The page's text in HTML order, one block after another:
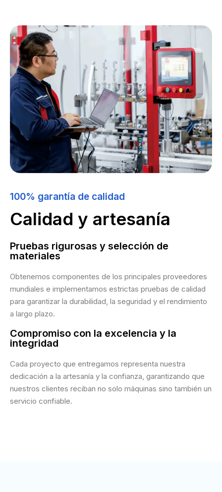
100% garantía de calidad
Calidad y artesanía
Pruebas rigurosas y selección de
materiales
Obtenemos componentes de los principales proveedores
mundiales e implementamos estrictas pruebas de calidad
para garantizar la durabilidad, la seguridad y el rendimiento
a largo plazo.
Compromiso con la excelencia y la
integridad
Cada proyecto que entregamos representa nuestra
dedicación a la artesanía y la confianza, garantizando que
nuestros clientes reciban no solo máquinas sino también un
servicio confiable.